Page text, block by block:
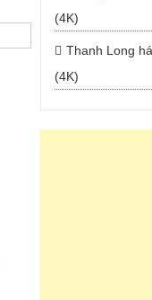
(4K)
Thanh Long
(4K)